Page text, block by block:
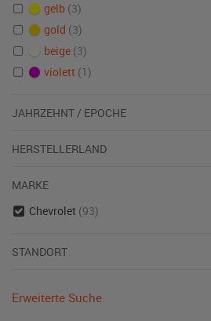
gelb (3)
gold (3)
beige (3)
violett (1)
JAHRZEHNT / EPOCHE
HERSTELLERLAND
MARKE
Chevrolet (93)
STANDORT
Erweiterte Suche